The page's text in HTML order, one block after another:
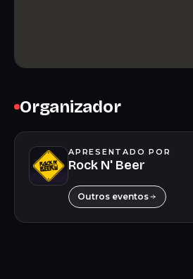
Organizador
APRESENTADO POR
Rock N' Beer
Outros eventos